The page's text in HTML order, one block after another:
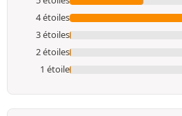
4 étoiles
3 étoiles
2 étoiles
1 étoile